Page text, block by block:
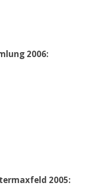
2006:
2005: